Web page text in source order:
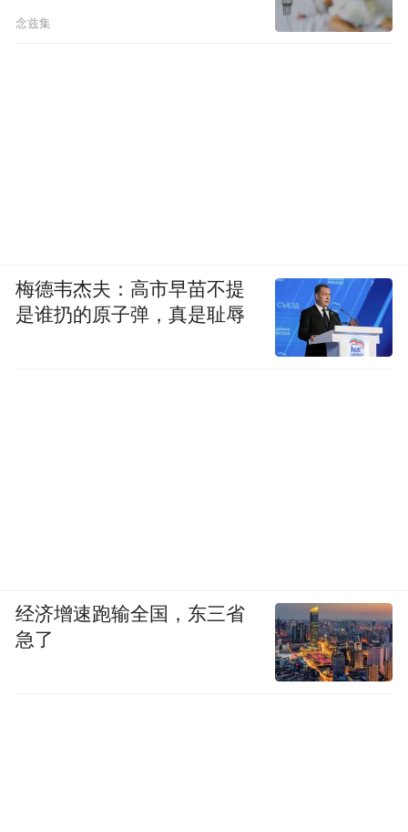
念兹集
梅德韦杰夫：高市早苗不提
是谁扔的原子弹，真是耻辱
经济增速跑输全国，东三省
急了